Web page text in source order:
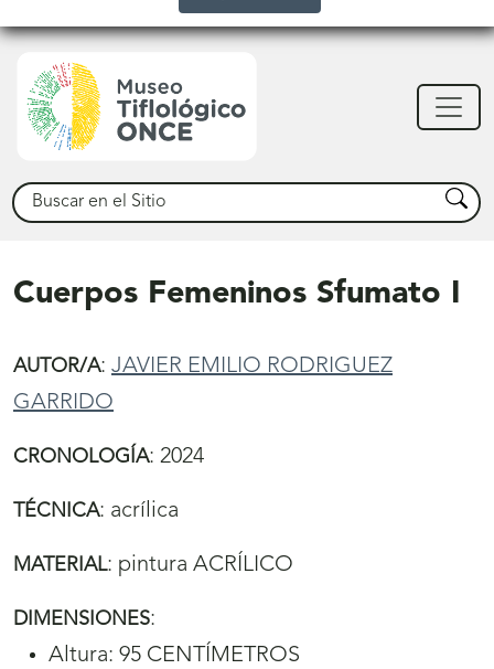
Buscar Buscar
Cuerpos Femeninos Sfumato I
AUTOR/A: JAVIER EMILIO RODRIGUEZ
GARRIDO
CRONOLOGÍA: 2024
TÉCNICA: acrílica
MATERIAL: pintura ACRÍLICO
DIMENSIONES:
Altura: 95 CENTÍMETROS